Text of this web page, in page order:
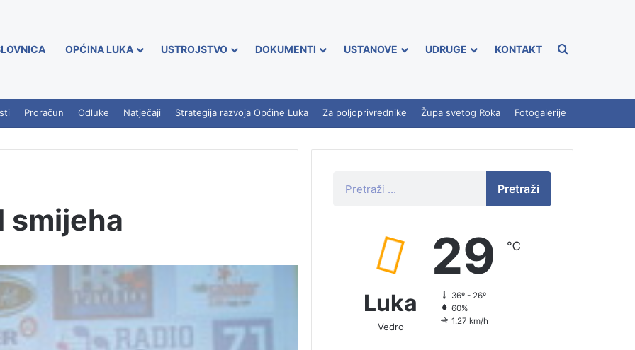
OPĆINA LUKA USTROJSTVO DOKUMENTI USTANOVE UDRUGE KONTAKT
Proračun Odluke Natječaji Strategija razvoja Općine Luka Za poljoprivrednike Župa svetog Roka Fotogalerije
smijeha
Pretraži
Luka
Vedro
29 ℃
36º - 26º
60%
1.27 km/h